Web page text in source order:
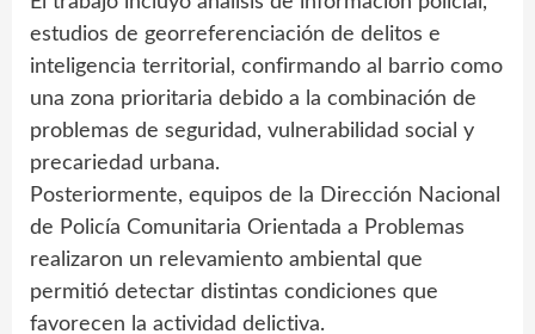
estudios de georreferenciación de delitos e
inteligencia territorial, confirmando al barrio como
una zona prioritaria debido a la combinación de
problemas de seguridad, vulnerabilidad social y
precariedad urbana.
Posteriormente, equipos de la Dirección Nacional
de Policía Comunitaria Orientada a Problemas
realizaron un relevamiento ambiental que
permitió detectar distintas condiciones que
favorecen la actividad delictiva.